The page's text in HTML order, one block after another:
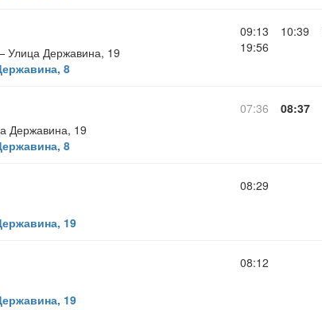
Державина, 19
8
09:13 10:39
19:56
Державина, 19
8
07:36 08:37
19
08:29
19
08:12